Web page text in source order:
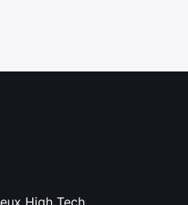
High Tech